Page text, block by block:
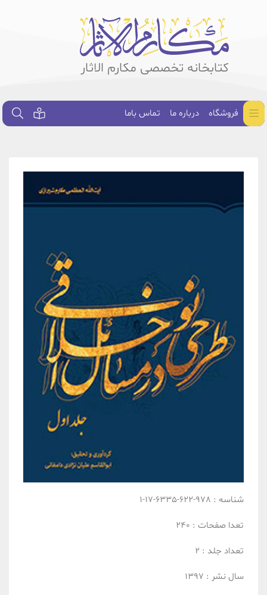
کتابخانه تخصصی مکارم الاثار
فروشگاه درباره ما تماس باما
شناسه : 978-622-6335-17-1
تعدا صفحات : 240
تعداد جلد : 2
سال نشر : 1397